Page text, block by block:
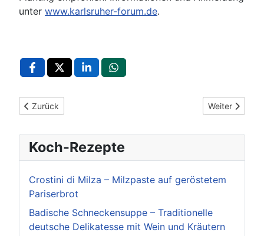
unter www.karlsruher-forum.de.
Vorheriger Beitrag: Karlsruhe startet digitale Plattform für
Zurück Nächster
Weiter
Koch-Rezepte
Crostini di Milza – Milzpaste auf geröstetem
Pariserbrot
Badische Schneckensuppe – Traditionelle
deutsche Delikatesse mit Wein und Kräutern